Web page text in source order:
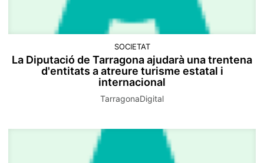
SOCIETAT
La Diputació de Tarragona ajudarà una trentena
d'entitats a atreure turisme estatal i
internacional
TarragonaDigital